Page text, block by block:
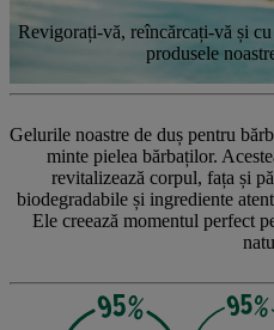
Revigorați-vă, reîncărcați-vă și
produsele
Gelurile noastre de duș pentru
minte pielea bărbaților.
revitalizează corpul, fața și
biodegradabile și ingrediente
Ele creează momentul perfect